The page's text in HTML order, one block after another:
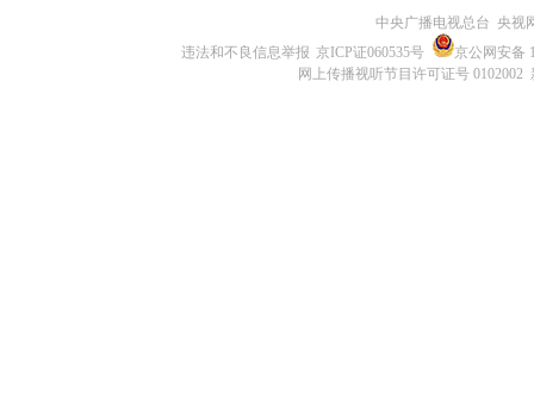
中央广播电视总台 央视
违法和不良信息举报 京ICP证060535号
京公网安备
网上传播视听节目许可证号 0102002